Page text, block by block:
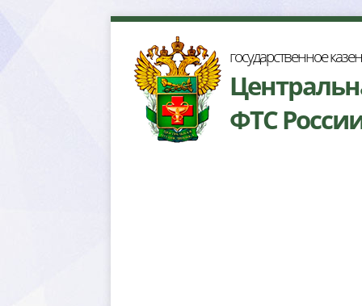
осударственное
ФТС